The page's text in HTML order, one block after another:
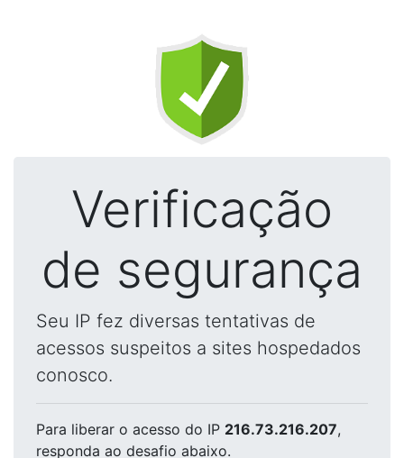
Verificação
de segurança
Seu IP fez diversas tentativas de
acessos suspeitos a sites hospedados
conosco.
Para liberar o acesso do IP 216.73.216.207,
responda ao desafio abaixo.